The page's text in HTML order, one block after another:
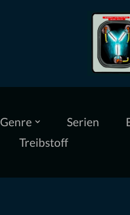
Genre Serien
Treibstoff